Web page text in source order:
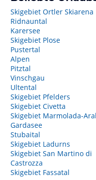
Skigebiet Ortler Skiarena
Ridnauntal
Karersee
Skigebiet Plose
Pustertal
Alpen
Pitztal
Vinschgau
Ultental
Skigebiet Pfelders
Skigebiet Civetta
Skigebiet Marmolada-
Gardasee
Stubaital
Skigebiet Ladurns
Skigebiet San Martino di
Castrozza
Skigebiet Fassatal